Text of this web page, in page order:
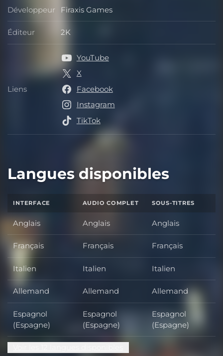
Développeur Développeur
Firaxis Games
Éditeur Éditeur
2K
Liens Liens
YouTube
X
Facebook
Instagram
TikTok
Langues disponibles
INTERFACE AUDIO COMPLET SOUS-TITRES
Anglais Anglais Anglais
Français Français Français
Italien Italien Italien
Allemand Allemand Allemand
Espagnol
(Espagne)
Espagnol
(Espagne)
Espagnol
(Espagne)